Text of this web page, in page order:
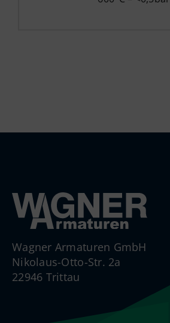
Wagner Armaturen GmbH
Nikolaus-Otto-Str. 2a
22946 Trittau